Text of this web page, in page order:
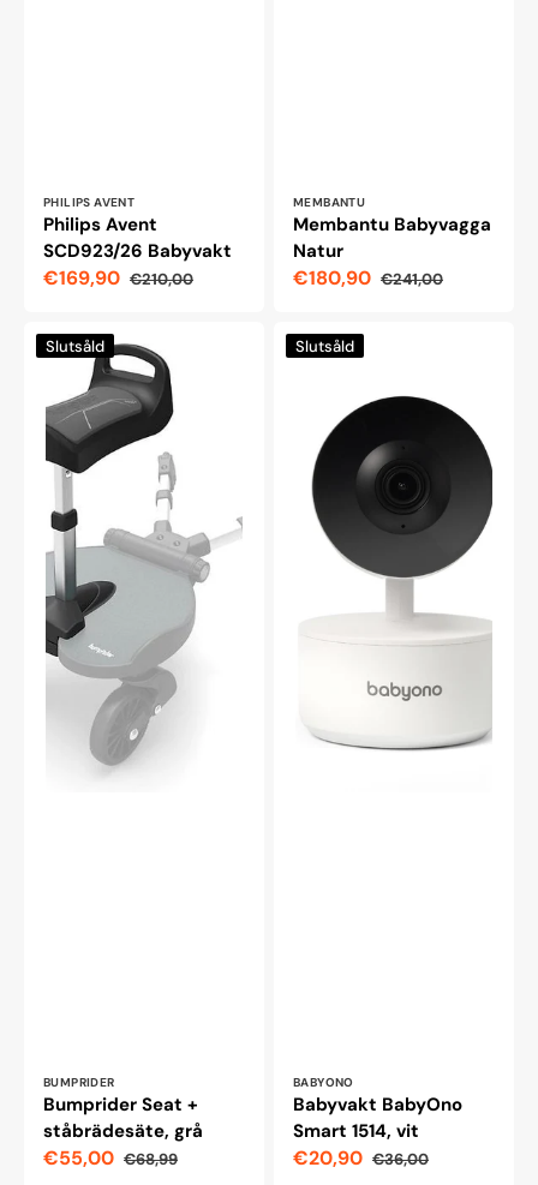
Leverantör:
PHILIPS AVENT
Philips Avent
SCD923/26 Babyvakt
Reapris
€169,90
Ordinarie
€210,00
Leverantör:
MEMBANTU
Membantu Babyvagga
Natur
Reapris
€180,90
Ordinarie
€241,00
Bumprider
Seat
ståbrädesäte,
grå
Slutsåld
Leverantör:
BUMPRIDER
Bumprider Seat +
ståbrädesäte, grå
Reapris
€55,00
Ordinarie
€68,99
Babyvakt
BabyOno
Slutsåld
Leverantör:
BABYONO
Babyvakt BabyOno
Smart 1514, vit
Reapris
€20,90
Ordinarie
€36,00